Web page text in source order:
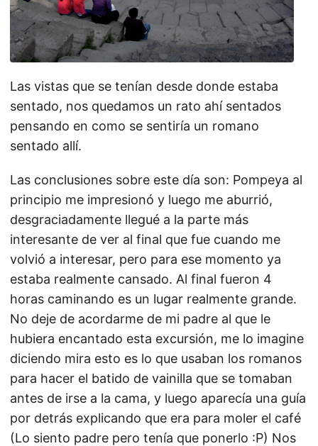
Las vistas que se tenían desde donde estaba
sentado, nos quedamos un rato ahí sentados
pensando en como se sentiría un romano
sentado allí.
Las conclusiones sobre este día son: Pompeya al
principio me impresionó y luego me aburrió,
desgraciadamente llegué a la parte más
interesante de ver al final que fue cuando me
volvió a interesar, pero para ese momento ya
estaba realmente cansado. Al final fueron 4
horas caminando es un lugar realmente grande.
No deje de acordarme de mi padre al que le
hubiera encantado esta excursión, me lo imagine
diciendo mira esto es lo que usaban los romanos
para hacer el batido de vainilla que se tomaban
antes de irse a la cama, y luego aparecía una guía
por detrás explicando que era para moler el café
(Lo siento padre pero tenía que ponerlo :P) Nos